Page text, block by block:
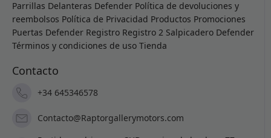
Parrillas Delanteras Defender Política de devoluciones y
reembolsos Política de Privacidad Productos Promociones
Puertas Defender Registro Registro 2 Salpicadero Defender
Términos y condiciones de uso Tienda
Contacto
+34 645346578
Contacto@Raptorgallerymotors.com